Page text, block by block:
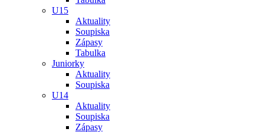
U15
Aktuality
Soupiska
Zápasy
Tabulka
Juniorky
Aktuality
Soupiska
U14
Aktuality
Soupiska
Zápasy